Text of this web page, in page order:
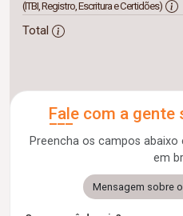
(ITBI, Registro, Escritura e Certidões)
Total
Fale com a gente
Preencha os campos
em
Mensagem sobre